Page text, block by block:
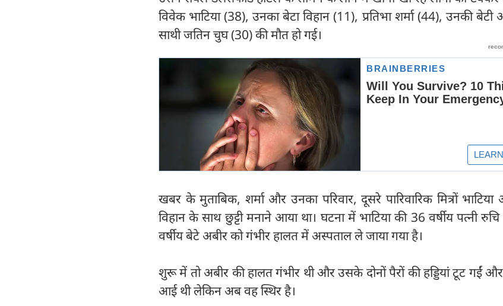
विवेक भाटिया (38), उनका बेटा विहान (11), प्रतिभा शर्मा (44), उनकी
साथी जतिन चुघ (30) की मौत हो गई।
खबर के मुताबिक, शर्मा और उनका परिवार, दूसरे पारिवारिक मित्रों
विहान के साथ छुट्टी मनाने आया था। घटना में भाटिया की 36 वर्षीय पत्नी
वर्षीय बेटे अबीर को गंभीर हालत में अस्पताल ले जाया गया है।
शुरू में तो अबीर की हालत गंभीर थी और उसके दोनों पैरों की हड्डियां टूट गईं
आई थी लेकिन अब वह स्थिर है।